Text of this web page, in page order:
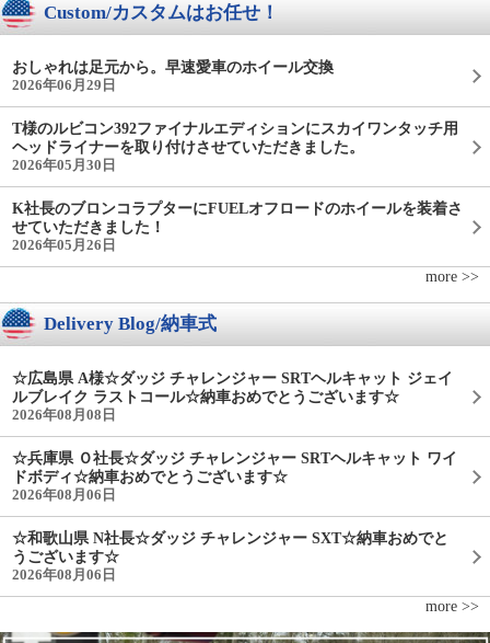
Custom/カスタムはお任せ！
おしゃれは足元から。早速愛車のホイール交換
2026年06月29日
T様のルビコン392ファイナルエディションにスカイワンタッチ用
ヘッドライナーを取り付けさせていただきました。
2026年05月30日
K社長のブロンコラプターにFUELオフロードのホイールを装着さ
せていただきました！
2026年05月26日
more >>
Delivery Blog/納車式
☆広島県 A様☆ダッジ チャレンジャー SRTヘルキャット ジェイ
ルブレイク ラストコール☆納車おめでとうございます☆
2026年08月08日
☆兵庫県 Ｏ社長☆ダッジ チャレンジャー SRTヘルキャット ワイ
ドボディ☆納車おめでとうございます☆
2026年08月06日
☆和歌山県 N社長☆ダッジ チャレンジャー SXT☆納車おめでと
うございます☆
2026年08月06日
more >>